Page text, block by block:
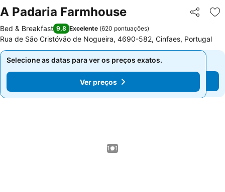
A Padaria Farmhouse Partilhar
Bed & Breakfast 9,8 Excelente (620 pontuações)
Rua de São Cristóvão de Nogueira, 4690-582, Cinfaes, Portugal
Selecione as datas para ver os preços exatos.
Ver preços
Selecione as datas para ver os preços exatos.
Ver preços
1 / 1